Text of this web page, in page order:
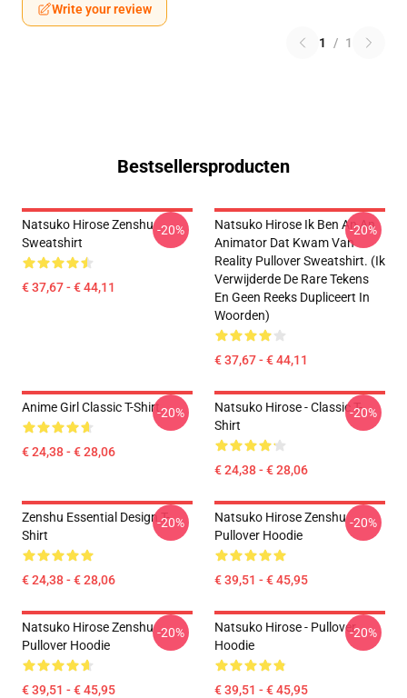
Write your review
1 / 1
Bestsellersproducten
Natsuko Hirose Zenshu
Sweatshirt
€ 37,67 - € 44,11
-20%
Natsuko Hirose Ik Ben An An
Animator Dat Kwam Van
Reality Pullover Sweatshirt. (Ik
Verwijderde De Rare Tekens
En Geen Reeks Dupliceert In
Woorden)
€ 37,67 - € 44,11
-20%
Anime Girl Classic T-Shirt
€ 24,38 - € 28,06
-20%
Natsuko Hirose - Classic T-
Shirt
€ 24,38 - € 28,06
-20%
Zenshu Essential Design T-
Shirt
€ 24,38 - € 28,06
-20%
Natsuko Hirose Zenshu
Pullover Hoodie
€ 39,51 - € 45,95
-20%
Natsuko Hirose Zenshu
Pullover Hoodie
€ 39,51 - € 45,95
-20%
Natsuko Hirose - Pullover
Hoodie
€ 39,51 - € 45,95
-20%